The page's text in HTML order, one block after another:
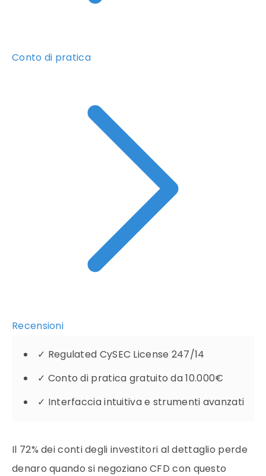
Conto di pratica
Recensioni
✓ Regulated CySEC License 247/14
✓ Conto di pratica gratuito da 10.000€
✓ Interfaccia intuitiva e strumenti avanzati
Il 72% dei conti degli investitori al dettaglio perde
denaro quando si negoziano CFD con questo